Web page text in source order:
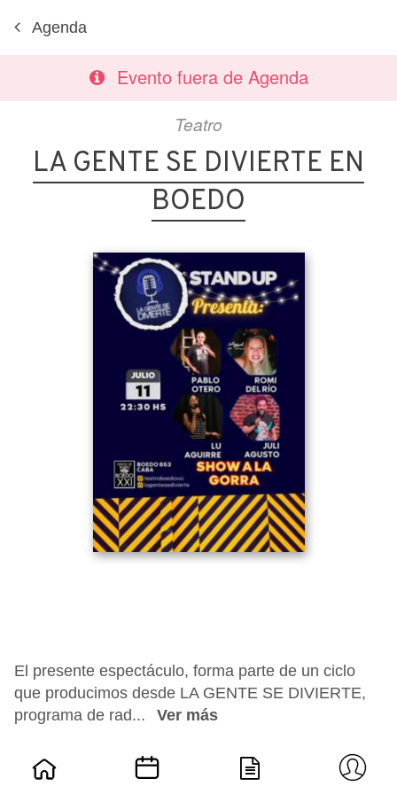
Agenda
Evento fuera de Agenda
Teatro
LA GENTE SE DIVIERTE EN
BOEDO
El presente espectáculo, forma parte de un ciclo
que producimos desde LA GENTE SE DIVIERTE,
programa de rad...
Ver más